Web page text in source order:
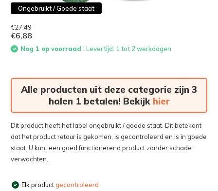
Ongebruikt / Goede staat
€27,49
€6,88
Nog 1 op voorraad: Levertijd: 1 tot 2 werkdagen
Alle producten uit deze categorie zijn 3
halen 1 betalen! Bekijk hier
Dit product heeft het label ongebruikt / goede staat. Dit betekent
dat het product retour is gekomen, is gecontroleerd en is in goede
staat. U kunt een goed functionerend product zonder schade
verwachten.
Elk productgecontroleerd